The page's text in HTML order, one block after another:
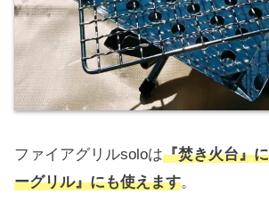
ファイアグリルsoloは『焚き火台』
ーグリル』にも使えます。